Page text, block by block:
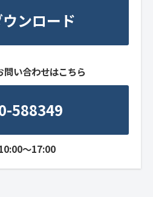
ンロード
問い合わせはこちら
588349
～17:00